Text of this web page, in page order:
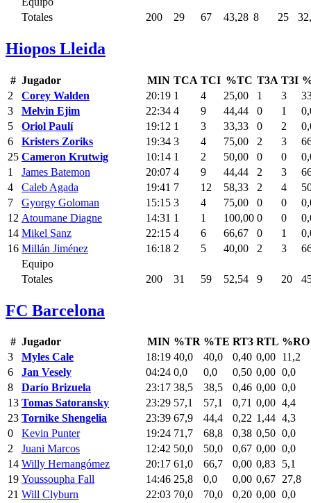
Totales
200 29 67 43,28 8 25
Hiopos Lleida
# Jugador MIN TCA TCI %TC T3A T3I
2
Corey Walden 20:19 1 4 25,00 1 3
3
Melvin Ejim 22:34 4 9 44,44 0 1
5
Oriol Paulí 19:12 1 3 33,33 0 2
6
Kristers Zoriks 19:34 3 4 75,00 2 3
25 Cameron Krutwig 10:14 1 2 50,00 0 0
1
James Batemon 20:07 4 9 44,44 2 3
4
Caleb Agada 19:41 7 12 58,33 2 4
7
Gyorgy Goloman 15:15 3 4 75,00 0 0
12 Atoumane Diagne 14:31 1 1 100,00 0 0
14 Mikel Sanz 22:15 4 6 66,67 0 1
16 Millán Jiménez 16:18 2 5 40,00 2 3
Equipo
Totales
200 31 59 52,54 9 20
FC Barcelona
# Jugador MIN %TR %TE RT3 RTL %RO
3
Myles Cale 18:19 40,0 40,0 0,40 0,00 11,2
6
Jan Vesely 04:24 0,0 0,0 0,50 0,00 0,0
8
Darío Brizuela 23:17 38,5 38,5 0,46 0,00 0,0
13 Tomas Satoransky 23:29 57,1 57,1 0,71 0,00 4,4
23 Tornike Shengelia 23:39 67,9 44,4 0,22 1,44 4,3
0
Kevin Punter 19:24 71,7 68,8 0,38 0,50 0,0
2
Juani Marcos 12:42 50,0 50,0 0,67 0,00 0,0
14 Willy Hernangómez 20:17 61,0 66,7 0,00 0,83 5,1
19 Youssoupha Fall 14:46 25,8 0,0 0,00 0,67 27,8
21 Will Clyburn 22:03 70,0 70,0 0,20 0,00 0,0